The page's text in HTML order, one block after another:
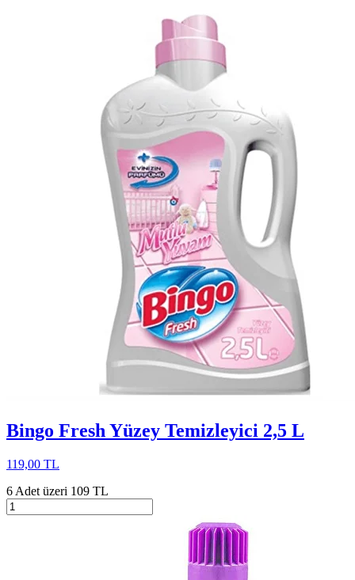
Bingo Fresh Yüzey Temizleyici 2,5 L
119,00 TL
6 Adet üzeri 109 TL